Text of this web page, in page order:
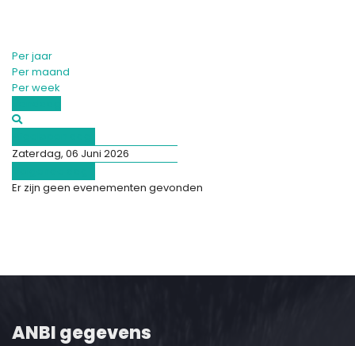
Per jaar
Per maand
Per week
Zaterdag, 06 Juni 2026
Er zijn geen evenementen gevonden
ANBI gegevens